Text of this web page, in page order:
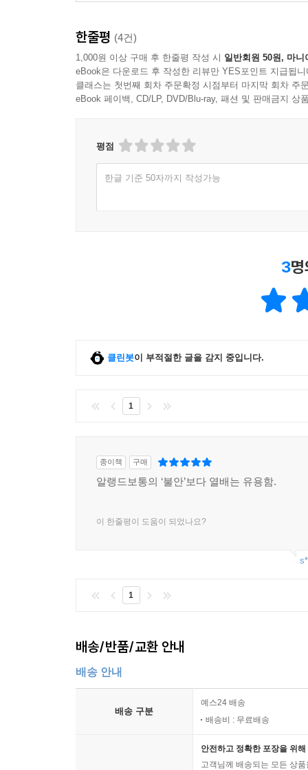
파악하고 대처해야 한다.
『내 몸이 불안을 말한다』는 불안의 유형을 구
뿌리부터 다뤄야 할 때와 잠시 멈춰 불안이 보
실제로 적용해봄으로써, 불안이 ‘없는’ 삶이 아니
한줄평 (4건)
1,000원 이상 구매 후 한줄평 작성 시 일반회원 50원, 마니
eBook은 다운로드 후 작성한 리뷰만 YES포인트 지급됩니
클래스는 첫번째 회차 주문확정 시점부터 마지막 회차 주
eBook 페이백, CD/LP, DVD/Blu-ray, 패션 및 판매금지 상
평점
한글 기준 50자까지 작성가능
3
클린봇이 부적절한 글을 감지 중입니다.
1
종이책 구매
알랭드보통의 ‘불안’보다 열배는 유용함.
이 한줄평이 도움이 되었나요?
1
배송/반품/교환 안내
배송 안내
배송 구분
예스24 배송
배송비 : 무료배송
안전하고 정확한 포장을 위
고객님께 배송되는 모든 상